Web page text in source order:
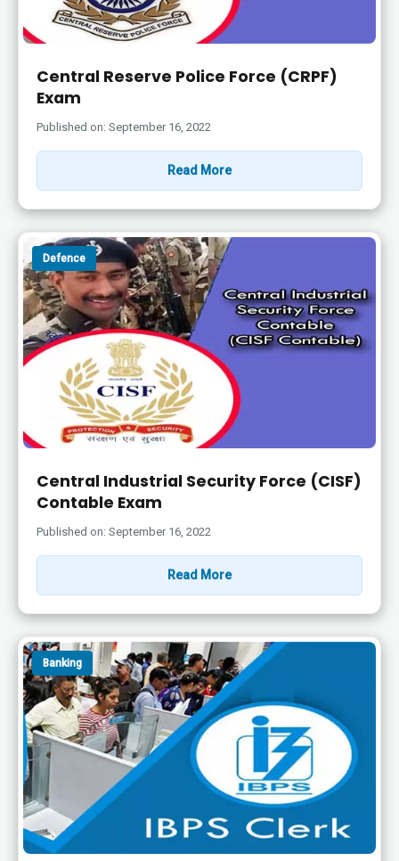
Central Reserve Police Force (CRPF)
Exam
Published on: September 16, 2022
Read More
Defence
Central Industrial Security Force (CISF)
Contable Exam
Published on: September 16, 2022
Read More
Banking